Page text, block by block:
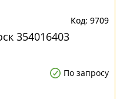
9709
354016403
По запросу